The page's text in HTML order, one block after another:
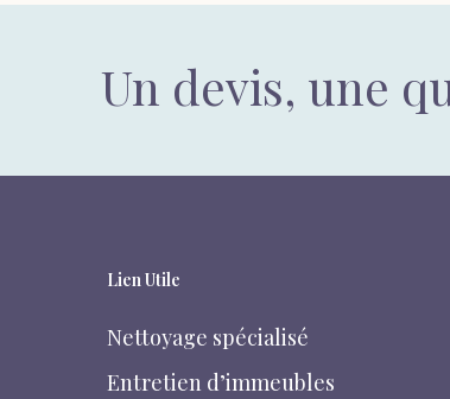
Un devis, une
Lien Utile
Nettoyage spécialisé
Entretien d’immeubles